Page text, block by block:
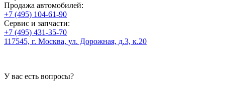
Продажа автомобилей:
+7 (495) 104-61-90
Сервис и запчасти:
+7 (495) 431-35-70
117545, г. Москва, ул. Дорожная, д.3, к.20
У вас есть вопросы?